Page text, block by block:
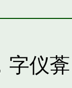
字仪葊